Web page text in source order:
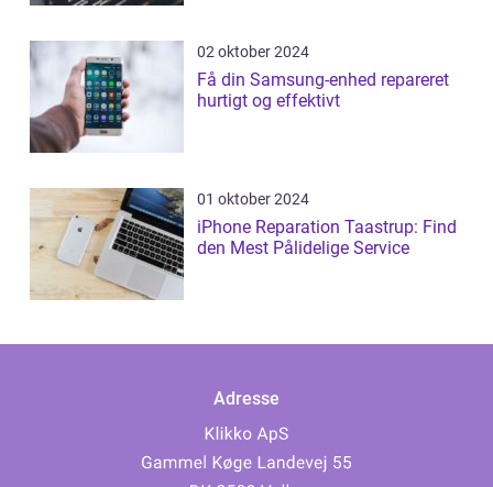
02 oktober 2024
Få din Samsung-enhed repareret
hurtigt og effektivt
01 oktober 2024
iPhone Reparation Taastrup: Find
den Mest Pålidelige Service
Adresse